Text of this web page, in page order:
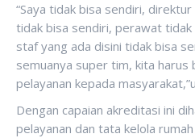
“Saya tidak bisa sendiri,
tidak bisa sendiri, perawat
staf yang ada disini tidak bisa
semuanya super tim, kita harus
pelayanan kepada
Dengan capaian akreditasi ini
pelayanan dan tata kelola